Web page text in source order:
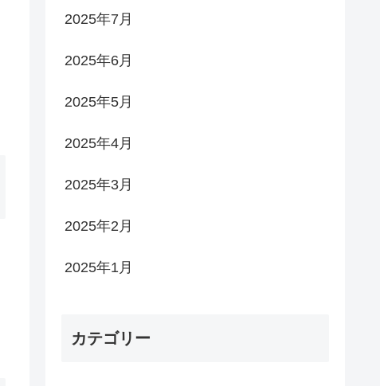
2025年7月
2025年6月
2025年5月
2025年4月
2025年3月
2025年2月
2025年1月
カテゴリー